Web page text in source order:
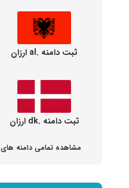
ثبت دامنه .al ارزان
ثبت دامنه .dk ارزان
مشاهده تمامی دامنه های 2 حرفی